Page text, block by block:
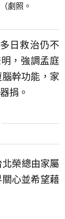
劇照。
日救治仍不
，強調孟庭
幹功能，家
捐。
榮總由家屬
心並希望藉